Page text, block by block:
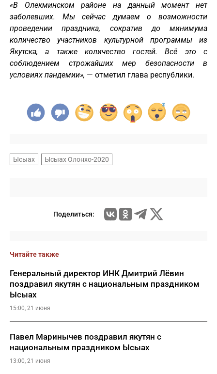
«В Олекминском районе на данный момент нет
заболевших. Мы сейчас думаем о возможности
проведении праздника, сократив до минимума
количество участников культурной программы из
Якутска, а также количество гостей. Всё это с
соблюдением строжайших мер безопасности в
условиях пандемии», — отметил глава республики.
Ысыах Ысыах Олонхо-2020
Поделиться:
Читайте также
Генеральный директор ИНК Дмитрий Лёвин
поздравил якутян с национальным праздником
Ысыах
15:00, 21 июня
Павел Маринычев поздравил якутян с
национальным праздником Ысыах
13:00, 21 июня